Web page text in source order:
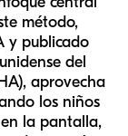
método,
y publicado
del
aprovecha
los niños
la pantalla,